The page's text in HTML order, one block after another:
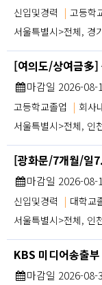
신입및경력 | 고등학
서울특별시>전체, 경
[여의도/상여금多]
마감일 2026-08-
고등학교졸업 | 회사
서울특별시>전체, 인
[광화문/7개월/일
마감일 2026-08-
신입및경력 | 대학교
서울특별시>전체, 인
KBS 미디어송출
마감일 2026-08-